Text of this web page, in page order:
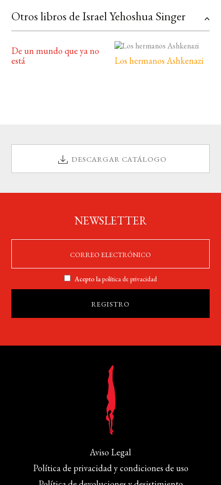
Otros libros de Israel Yehoshua Singer
De un mundo que ya no
está
Los hermanos Ashkenazi
DESCARGAR CATÁLOGO
NEWSLETTER
Acepto lapolítica de privacidad
Aviso Legal
Política de privacidad y condiciones de uso